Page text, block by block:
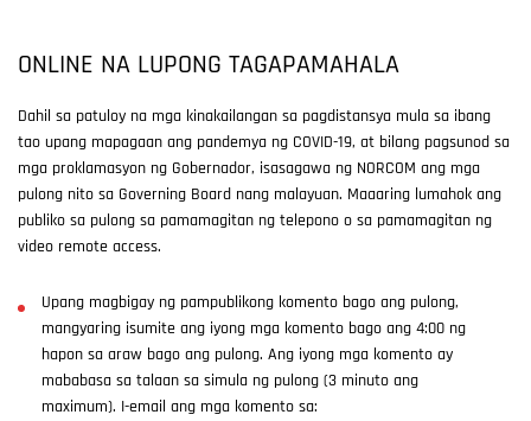
ONLINE NA LUPONG TAGAPAMAHALA
Dahil sa patuloy na mga kinakailangan sa pagdistansya mula sa ibang
tao upang mapagaan ang pandemya ng COVID-19, at bilang pagsunod sa
mga proklamasyon ng Gobernador, isasagawa ng NORCOM ang mga
pulong nito sa Governing Board nang malayuan. Maaaring lumahok ang
publiko sa pulong sa pamamagitan ng telepono o sa pamamagitan ng
video remote access.
Upang magbigay ng pampublikong komento bago ang pulong,
mangyaring isumite ang iyong mga komento bago ang 4:00 ng
hapon sa araw bago ang pulong. Ang iyong mga komento ay
mababasa sa talaan sa simula ng pulong (3 minuto ang
maximum). I-email ang mga komento sa: